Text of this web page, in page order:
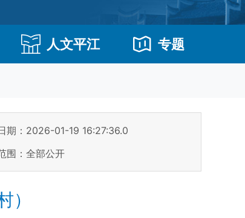
人文平江 专题
期：2026-01-19 16:27:36.0
围：全部公开